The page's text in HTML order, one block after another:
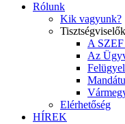
Rólunk
Kik vagyunk?
Tisztségviselők
A SZEF
Az
Elérhetőség
HÍREK